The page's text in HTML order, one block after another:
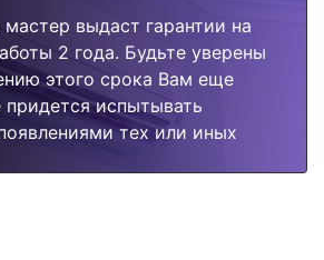
выдаст гарантии на
2 года. Будьте уверены
этого срока Вам еще
придется испытывать
тех или иных